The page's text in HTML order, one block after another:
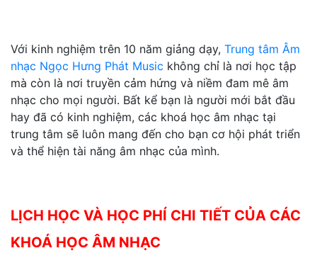
Với kinh nghiệm trên 10 năm giảng dạy, Trung tâm Âm
nhạc Ngọc Hưng Phát Music không chỉ là nơi học tập
mà còn là nơi truyền cảm hứng và niềm đam mê âm
nhạc cho mọi người. Bất kể bạn là người mới bắt đầu
hay đã có kinh nghiệm, các khoá học âm nhạc tại
trung tâm sẽ luôn mang đến cho bạn cơ hội phát triển
và thể hiện tài năng âm nhạc của mình.
LỊCH HỌC VÀ HỌC PHÍ CHI TIẾT CỦA CÁC
KHOÁ HỌC ÂM NHẠC